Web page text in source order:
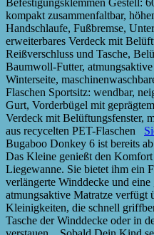
kompakt zusammenfaltbar,
Handschlaufe, Fußbremse,
erweiterbares Verdeck mit
Reißverschluss und Tasche,
Baumwoll-Futter,
Winterseite,
Flaschen Sportsitz: wendbar,
Gurt, Vorderbügel mit
Verdeck mit Belüftungsfenster,
aus recycelten PET-Flaschen
Bugaboo Donkey 6 ist bereits
Das Kleine genießt den
Liegewanne. Sie bietet ihm ein
verlängerte Winddecke und
atmungsaktive Matratze verfügt
Kleinigkeiten, die schnell
Tasche der Winddecke oder in